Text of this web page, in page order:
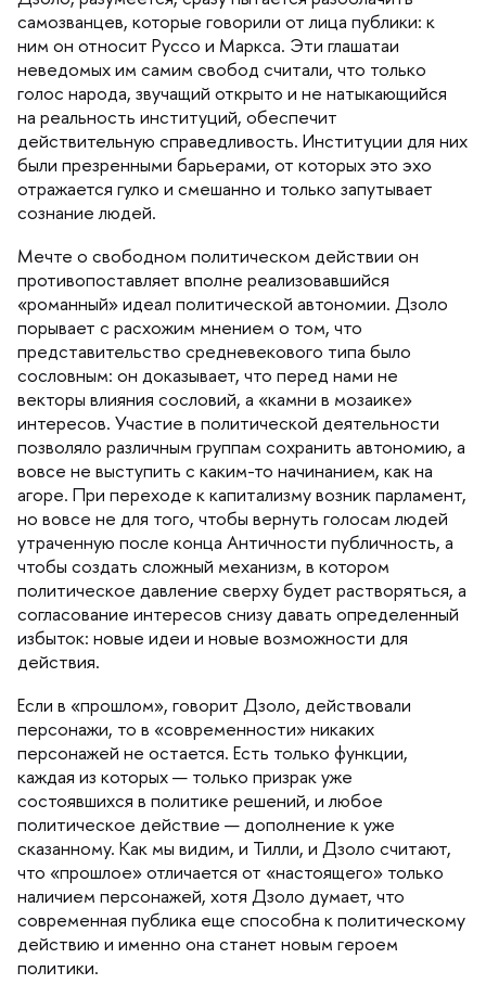
самозванцев, которые говорили от лица публики: к
ним он относит Руссо и Маркса. Эти глашатаи
неведомых им самим свобод считали, что только
олос народа, звучащий открыто и не натыкающийся
на реальность институций, обеспечит
действительную справедливость. Институции для них
ыли презренными барьерами, от которых это эхо
отражается гулко и смешанно и только запутывает
сознание людей.
Мечте о свободном политическом действии он
противопоставляет вполне реализовавшийся
«романный» идеал политической автономии. Дзоло
порывает с расхожим мнением о том, что
представительство средневекового типа было
сословным: он доказывает, что перед нами не
екторы влияния сословий, а «камни в мозаике»
интересов. Участие в политической деятельности
позволяло различным группам сохранить автономию, а
овсе не выступить с каким-то начинанием, как на
агоре. При переходе к капитализму возник парламент,
но вовсе не для того, чтобы вернуть голосам людей
утраченную после конца Античности публичность, а
чтобы создать сложный механизм, в котором
политическое давление сверху будет растворяться, а
согласование интересов снизу давать определенный
избыток: новые идеи и новые возможности для
действия.
Если в «прошлом», говорит Дзоло, действовали
персонажи, то в «современности» никаких
персонажей не остается. Есть только функции,
каждая из которых — только призрак уже
состоявшихся в политике решений, и любое
политическое действие — дополнение к уже
сказанному. Как мы видим, и Тилли, и Дзоло считают,
что «прошлое» отличается от «настоящего» только
наличием персонажей, хотя Дзоло думает, что
современная публика еще способна к политическому
действию и именно она станет новым героем
политики.